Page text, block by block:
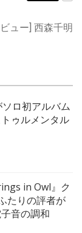
ュー] 西森千明
ロ初アルバム
ゥルメンタル
in Owl』ク
たりの評者が
音の調和